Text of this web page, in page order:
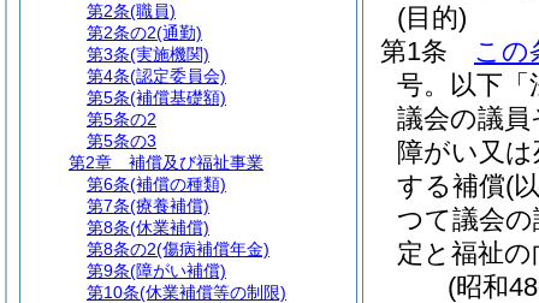
(目的)
第1条
この
号。以下「
議会の議
障がい又
する補償(
つて議会
定と福祉
(昭和
第2条(職員)
第2条の2(通勤)
第3条(実施機関)
第4条(認定委員会)
第5条(補償基礎額)
第5条の2
第5条の3
第2章
補償及び福祉事業
第6条(補償の種類)
第7条(療養補償)
第8条(休業補償)
第8条の2(傷病補償年金)
第9条(障がい補償)
第10条(休業補償等の制限)